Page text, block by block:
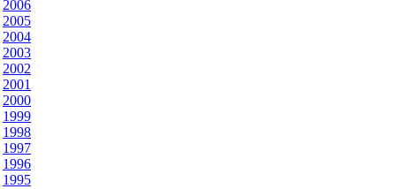
2006
2005
2004
2003
2002
2001
2000
1999
1998
1997
1996
1995